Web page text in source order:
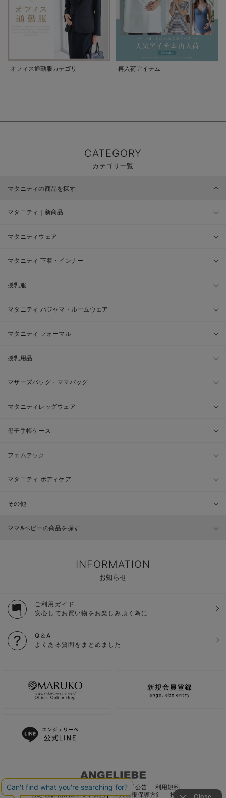
オフィス通勤服カテゴリ 再入荷アイテム
CATEGORY
カテゴリ一覧
マタニティの商品を探す
マタニティ｜新商品
マタニティウェア
マタニティ 下着・インナー
授乳服
マタニティ パジャマ・ルームウェア
マタニティ フォーマル
授乳用品
マザーズバッグ・ママバッグ
マタニティレッグウェア
母子手帳ケース
フェムテック
マタニティ ボディケア
その他
ママ&ベビーの商品を探す
INFORMATION
お知らせ
ご利用ガイド
安心してお買い物をお楽しみ頂く為に
Q＆A
よくある質問をまとめました
ご利用ガイド 会社概要 電子公告
利用規約
特定商取引法に基づく表記
個人情報保護方針 推奨環境